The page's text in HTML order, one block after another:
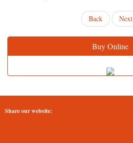
Back Next
Buy Online
Share our website: